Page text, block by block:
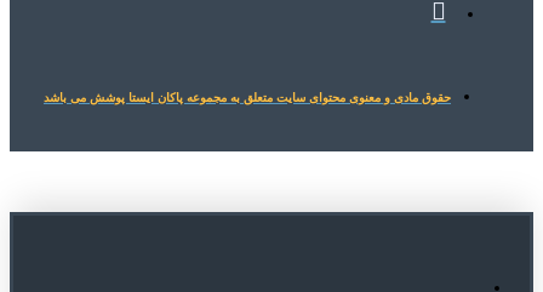
حقوق مادی و معنوی محتوای سایت متعلق به مجموعه پاکان ایستا پوشش می باشد